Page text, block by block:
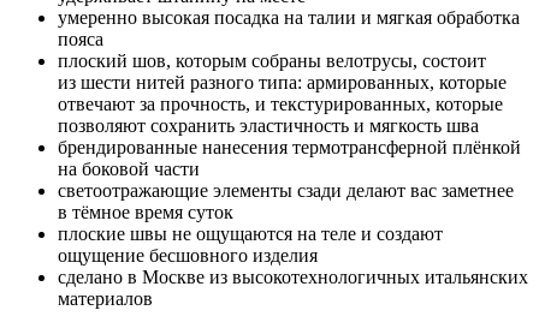
умеренно высокая посадка на талии и мягкая обработка
пояса
плоский шов, которым собраны велотрусы, состоит
из шести нитей разного типа: армированных, которые
отвечают за прочность, и текстурированных, которые
позволяют сохранить эластичность и мягкость шва
брендированные нанесения термотрансферной плёнкой
на боковой части
светоотражающие элементы сзади делают вас заметнее
в тёмное время суток
плоские швы не ощущаются на теле и создают
ощущение бесшовного изделия
сделано в Москве из высокотехнологичных итальянских
материалов